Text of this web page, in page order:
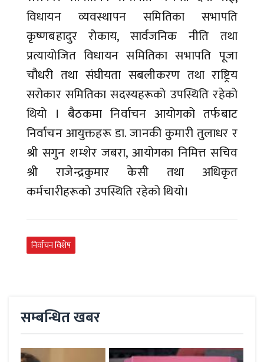
विधायन व्यवस्थापन समितिका सभापति
कृष्णबहादुर रोकाय, सार्वजनिक नीति तथा
प्रत्यायोजित विधायन समितिका सभापति पूजा
चौधरी तथा संघीयता सबलीकरण तथा राष्ट्रिय
सरोकार समितिका सदस्यहरूको उपस्थिति रहेको
थियो । बैठकमा निर्वाचन आयोगको तर्फबाट
निर्वाचन आयुक्तहरू डा. जानकी कुमारी तुलाधर र
श्री सगुन शम्शेर जबरा, आयोगका निमित्त सचिव
श्री राजेन्द्रकुमार केसी तथा अधिकृत
कर्मचारीहरूको उपस्थिति रहेको थियो।
निर्वाचन विशेष
सम्बन्धित खबर